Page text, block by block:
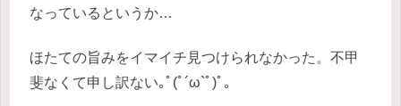
なっているというか…
ほたての旨みをイマイチ見つけられなかった。不甲
斐なくて申し訳ない｡ﾟ(ﾟ´ω`ﾟ)ﾟ｡